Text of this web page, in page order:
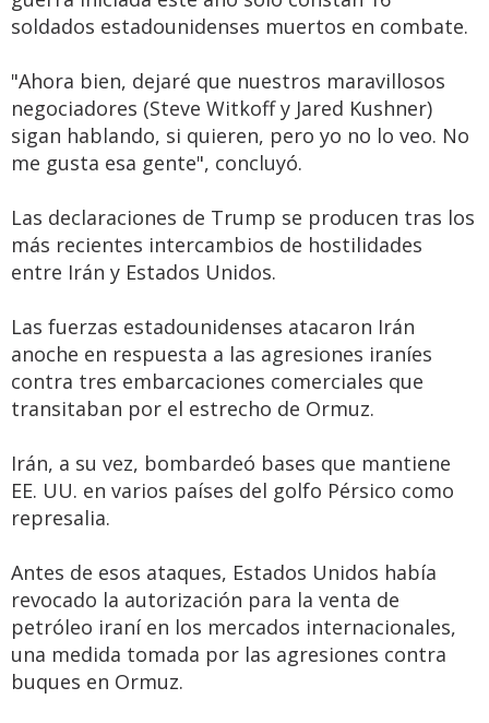
soldados estadounidenses muertos en combate.
"Ahora bien, dejaré que nuestros maravillosos
negociadores (Steve Witkoff y Jared Kushner)
sigan hablando, si quieren, pero yo no lo veo. No
me gusta esa gente", concluyó.
Las declaraciones de Trump se producen tras los
más recientes intercambios de hostilidades
entre Irán y Estados Unidos.
Las fuerzas estadounidenses atacaron Irán
anoche en respuesta a las agresiones iraníes
contra tres embarcaciones comerciales que
transitaban por el estrecho de Ormuz.
Irán, a su vez, bombardeó bases que mantiene
EE. UU. en varios países del golfo Pérsico como
represalia.
Antes de esos ataques, Estados Unidos había
revocado la autorización para la venta de
petróleo iraní en los mercados internacionales,
una medida tomada por las agresiones contra
buques en Ormuz.